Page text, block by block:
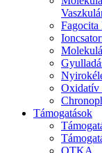
Fagocita
Oxidatív
Támogatások